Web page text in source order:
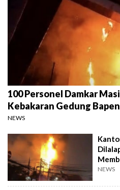
100 Personel Damkar
Kebakaran Gedung
NEWS
NEWS